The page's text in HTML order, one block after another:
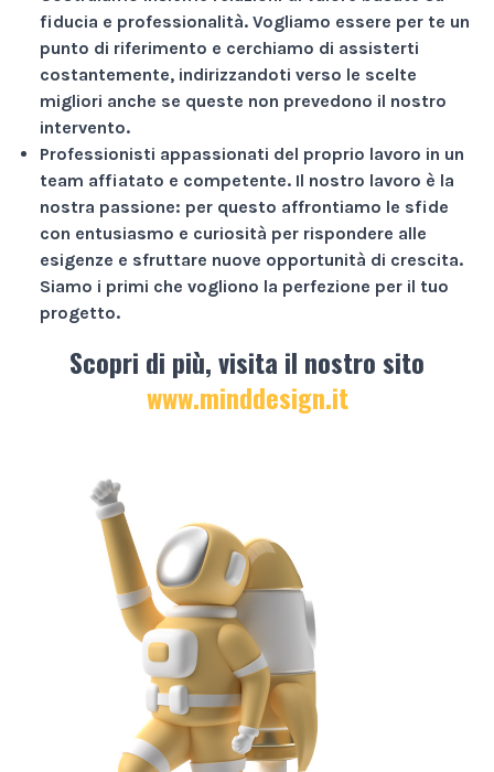
fiducia e professionalità. Vogliamo essere per te un
punto di riferimento e cerchiamo di assisterti
costantemente, indirizzandoti verso le scelte
migliori anche se queste non prevedono il nostro
intervento.
Professionisti appassionati del proprio lavoro in un
team affiatato e competente. Il nostro lavoro è la
nostra passione: per questo affrontiamo le sfide
con entusiasmo e curiosità per rispondere alle
esigenze e sfruttare nuove opportunità di crescita.
Siamo i primi che vogliono la perfezione per il tuo
progetto.
Scopri di più, visita il nostro sito
www.minddesign.it